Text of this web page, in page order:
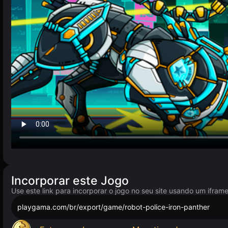
Incorporar este Jogo
Use este link para incorporar o jogo no seu site usando um iframe
playgama.com/br/export/game/robot-police-iron-panther